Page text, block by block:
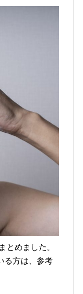
とめました。
る方は、参考